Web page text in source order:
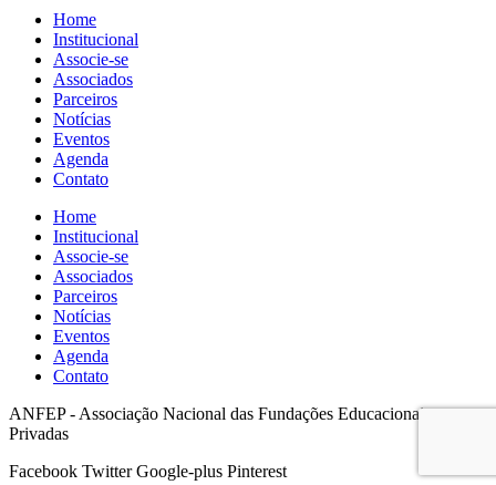
Home
Institucional
Associe-se
Associados
Parceiros
Notícias
Eventos
Agenda
Contato
Home
Institucional
Associe-se
Associados
Parceiros
Notícias
Eventos
Agenda
Contato
ANFEP - Associação Nacional das Fundações Educacionais
Privadas
Facebook Twitter Google-plus Pinterest